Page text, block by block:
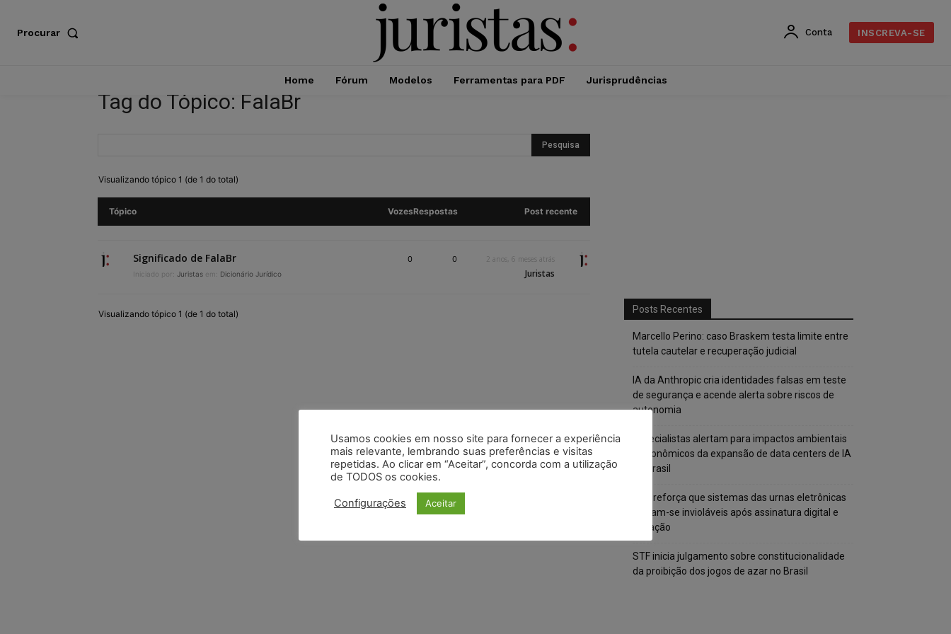
Procurar Conta INSCREVA-SE
Home Fórum Modelos Ferramentas para PDF Jurisprudências
Tag do Tópico: FalaBr
Visualizando tópico 1 (de 1 do total)
Tópico VozesRespostas Post recente
Significado de FalaBr
Iniciado por: Juristas em: Dicionário Jurídico
0 0 2 anos, 6 meses atrás
Juristas
Visualizando tópico 1 (de 1 do total) Posts Recentes
Marcello Perino: caso Braskem testa limite entre
tutela cautelar e recuperação judicial
IA da Anthropic cria identidades falsas em teste
de segurança e acende alerta sobre riscos de
autonomia
Especialistas alertam para impactos ambientais
e econômicos da expansão de data centers de IA
no Brasil
TSE reforça que sistemas das urnas eletrônicas
tornam-se invioláveis após assinatura digital e
lacração
STF inicia julgamento sobre constitucionalidade
da proibição dos jogos de azar no Brasil
Usamos cookies em nosso site para fornecer a experiência
mais relevante, lembrando suas preferências e visitas
repetidas. Ao clicar em “Aceitar”, concorda com a utilização
de TODOS os cookies.
Configurações Aceitar